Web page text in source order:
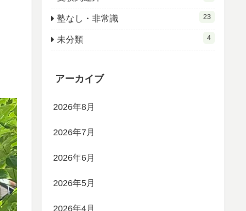
塾なし・非常識 23
未分類 4
アーカイブ
2026年8月
2026年7月
2026年6月
2026年5月
2026年4月